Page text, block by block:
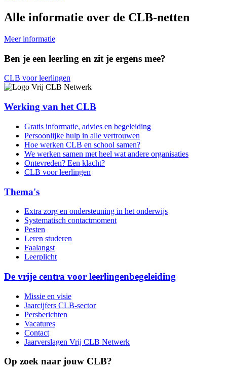
Alle informatie over de CLB-netten
Meer informatie
Ben je een leerling en zit je ergens mee?
CLB voor leerlingen
Werking van het CLB
Gratis informatie, advies en begeleiding
Persoonlijke hulp in alle vertrouwen
Hoe werken CLB en school samen?
We werken samen met heel wat andere organisaties
Ontevreden? Een klacht?
CLB voor leerlingen
Thema's
Extra zorg en ondersteuning in het onderwijs
Systematisch contactmoment
Pesten
Leren studeren
Faalangst
Leerplicht
De vrije centra voor leerlingenbegeleiding
Missie en visie
Jaarcijfers CLB-sector
Persberichten
Vacatures
Contact
Jaarverslagen Vrij CLB Netwerk
Op zoek naar jouw CLB?